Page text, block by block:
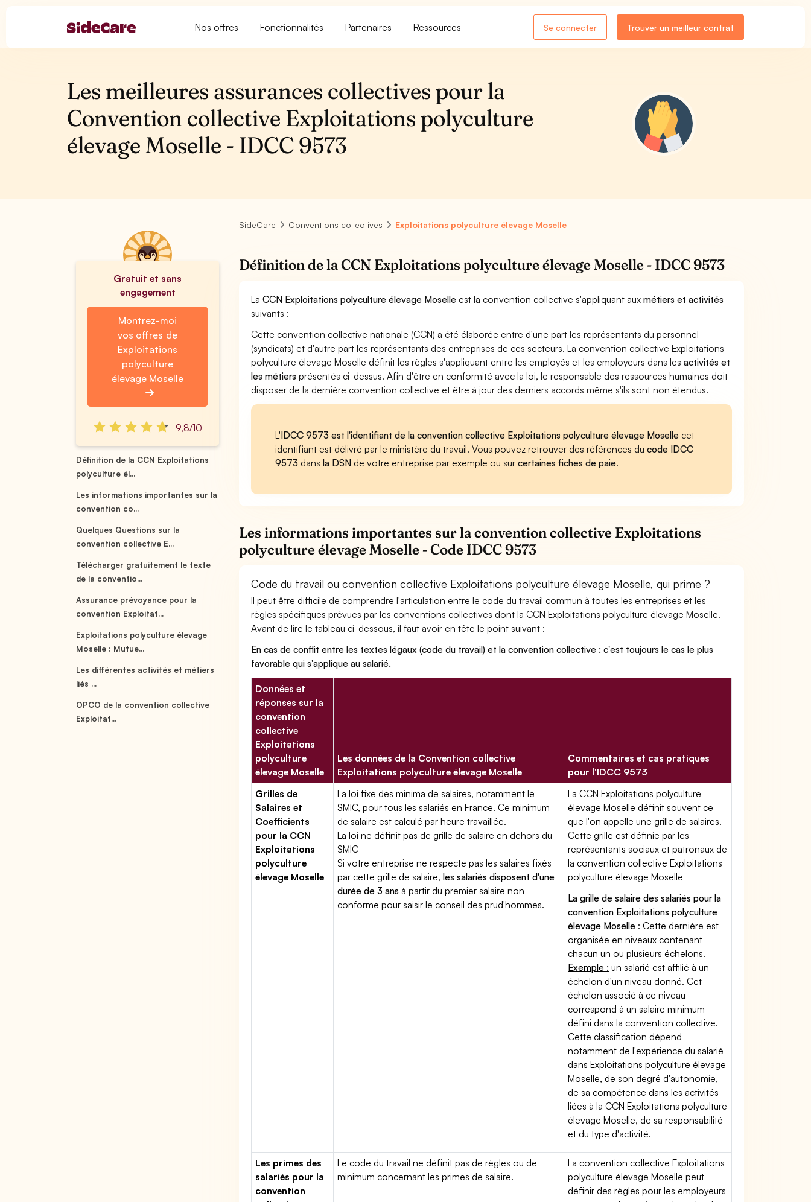
Nos offres Fonctionnalités Partenaires Ressources Se connecter Trouver un meilleur contrat
Les meilleures assurances collectives pour la
Convention collective Exploitations polyculture
élevage Moselle - IDCC 9573
Gratuit et sans
engagement
Montrez-moi
vos offres de
Exploitations
polyculture
élevage Moselle
9,8/10
Définition de la CCN Exploitations
polyculture él...
Les informations importantes sur la
convention co...
Quelques Questions sur la
convention collective E...
Télécharger gratuitement le texte
de la conventio...
Assurance prévoyance pour la
convention Exploitat...
Exploitations polyculture élevage
Moselle : Mutue...
Les différentes activités et métiers
liés ...
OPCO de la convention collective
Exploitat...
SideCare Conventions collectives Exploitations polyculture élevage Moselle
Définition de la CCN Exploitations polyculture élevage Moselle - IDCC 9573
LaCCN Exploitations polyculture élevage Moselle est la convention collective s'appliquant auxmétiers et activités
suivants :
Cette convention collective nationale (CCN) a été élaborée entre d'une part les représentants du personnel
(syndicats) et d'autre part les représentants des entreprises de ces secteurs. La convention collective Exploitations
polyculture élevage Moselle définit les règles s'appliquant entre les employés et les employeurs dans lesactivités et
les métiers présentés ci-dessus. Afin d'être en conformité avec la loi, le responsable des ressources humaines doit
disposer de la dernière convention collective et être à jour des derniers accords même s'ils sont non étendus.
L'IDCC 9573 est l'identifiant de la convention collective Exploitations polyculture élevage Moselle cet
identifiant est délivré par le ministère du travail. Vous pouvez retrouver des références ducode IDCC
9573 dansla DSN de votre entreprise par exemple ou surcertaines fiches de paie.
Les informations importantes sur la convention collective Exploitations
polyculture élevage Moselle - Code IDCC 9573
Code du travail ou convention collective Exploitations polyculture élevage Moselle, qui prime ?
Il peut être difficile de comprendre l'articulation entre le code du travail commun à toutes les entreprises et les
règles spécifiques prévues par les conventions collectives dont la CCN Exploitations polyculture élevage Moselle.
Avant de lire le tableau ci-dessous, il faut avoir en tête le point suivant :
En cas de conflit entre les textes légaux (code du travail) et la convention collective : c'est toujours le cas le plus
favorable qui s'applique au salarié.
Données et
réponses sur la
convention
collective
Exploitations
polyculture
élevage Moselle
Les données de la Convention collective
Exploitations polyculture élevage Moselle
Commentaires et cas pratiques
pour l'IDCC 9573
Grilles de
Salaires et
Coefficients
pour la CCN
Exploitations
polyculture
élevage Moselle
La loi fixe des minima de salaires, notamment le
SMIC, pour tous les salariés en France. Ce minimum
de salaire est calculé par heure travaillée.
La loi ne définit pas de grille de salaire en dehors du
SMIC
Si votre entreprise ne respecte pas les salaires fixés
par cette grille de salaire,les salariés disposent d'une
durée de 3 ans à partir du premier salaire non
conforme pour saisir le conseil des prud'hommes.
La CCN Exploitations polyculture
élevage Moselle définit souvent ce
que l'on appelle une grille de salaires.
Cette grille est définie par les
représentants sociaux et patronaux de
la convention collective Exploitations
polyculture élevage Moselle
La grille de salaire des salariés pour la
convention Exploitations polyculture
élevage Moselle : Cette dernière est
organisée en niveaux contenant
chacun un ou plusieurs échelons.
Exemple : un salarié est affilié à un
échelon d'un niveau donné. Cet
échelon associé à ce niveau
correspond à un salaire minimum
défini dans la convention collective.
Cette classification dépend
notamment de l'expérience du salarié
dans Exploitations polyculture élevage
Moselle, de son degré d'autonomie,
de sa compétence dans les activités
liées à la CCN Exploitations polyculture
élevage Moselle, de sa responsabilité
et du type d'activité.
Les primes des
salariés pour la
convention
Le code du travail ne définit pas de règles ou de
minimum concernant les primes de salaire.
La convention collective Exploitations
polyculture élevage Moselle peut
définir des règles pour les employeurs